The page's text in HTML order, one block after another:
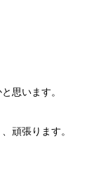
思います。
頑張ります。